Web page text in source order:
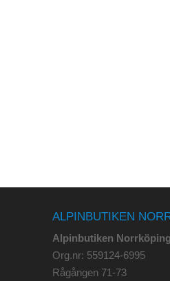
ALPINBUTIKEN
Alpinbutiken
Org.nr: 559124-6995
Rågången 71-73